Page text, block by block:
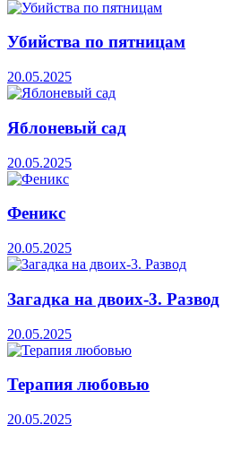
Убийства по пятницам
20.05.2025
Яблоневый сад
20.05.2025
Феникс
20.05.2025
Загадка на двоих-3. Развод
20.05.2025
Терапия любовью
20.05.2025